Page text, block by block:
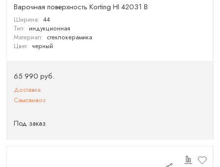
Варочная поверхность Korting HI 42031 B
Ширина: 44
Тип: индукционная
Материал: стеклокерамика
Цвет: черный
65 990 руб.
Доставка
Самовывоз
Под заказ